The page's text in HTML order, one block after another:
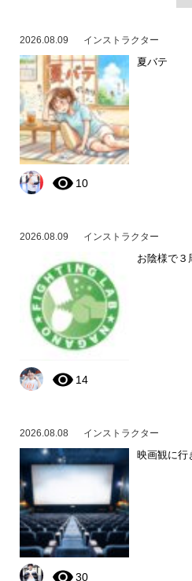
2026.08.09 インストラクター
夏バテ
10
2026.08.09 インストラクター
お陰様で３
14
2026.08.08 インストラクター
映画観に行
30